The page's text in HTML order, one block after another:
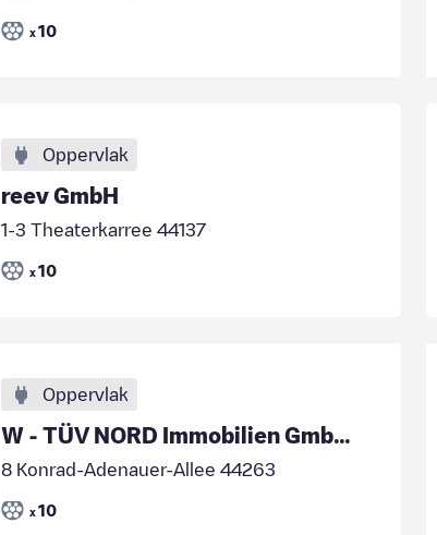
x 10
Oppervlak
reev GmbH
1-3 Theaterkarree 44137
x 10
Oppervlak
W - TÜV NORD Immobilien GmbH & Co. KG
8 Konrad-Adenauer-Allee 44263
x 10